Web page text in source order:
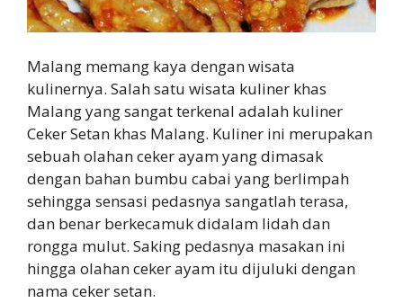
Malang memang kaya dengan wisata
kulinernya. Salah satu wisata kuliner khas
Malang yang sangat terkenal adalah kuliner
Ceker Setan khas Malang. Kuliner ini merupakan
sebuah olahan ceker ayam yang dimasak
dengan bahan bumbu cabai yang berlimpah
sehingga sensasi pedasnya sangatlah terasa,
dan benar berkecamuk didalam lidah dan
rongga mulut. Saking pedasnya masakan ini
hingga olahan ceker ayam itu dijuluki dengan
nama ceker setan.